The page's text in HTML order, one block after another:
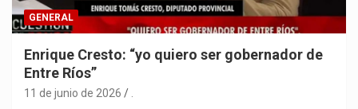
GENERAL
Enrique Cresto: “yo quiero ser gobernador de
Entre Ríos”
11 de junio de 2026